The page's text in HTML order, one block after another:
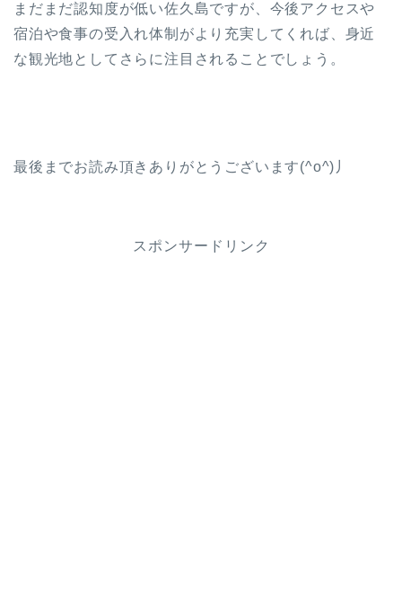
まだまだ認知度が低い佐久島ですが、今後アクセスや
宿泊や食事の受入れ体制がより充実してくれば、身近
な観光地としてさらに注目されることでしょう。
最後までお読み頂きありがとうございます(^o^)丿
スポンサードリンク